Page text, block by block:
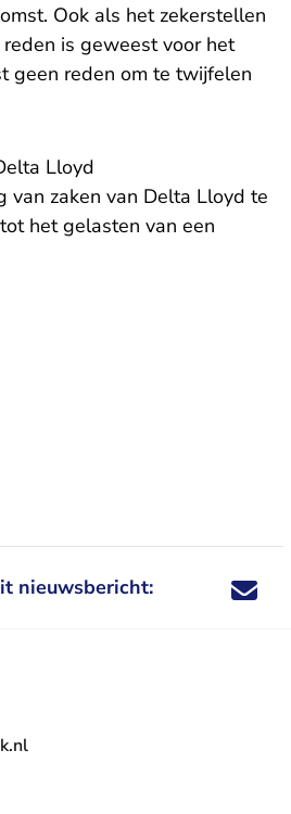
Ook als het zekerstellen
is geweest voor het
geen reden om te twijfelen
Lloyd
van zaken van Delta Lloyd te
het gelasten van een
nieuwsbericht: Deel dit
Deel dit
Deel